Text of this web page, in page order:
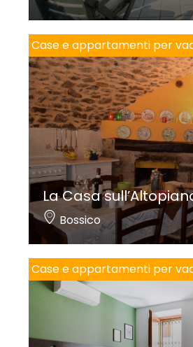
Case e appartamenti per
La Casa
Bossico
Case e appartamenti per